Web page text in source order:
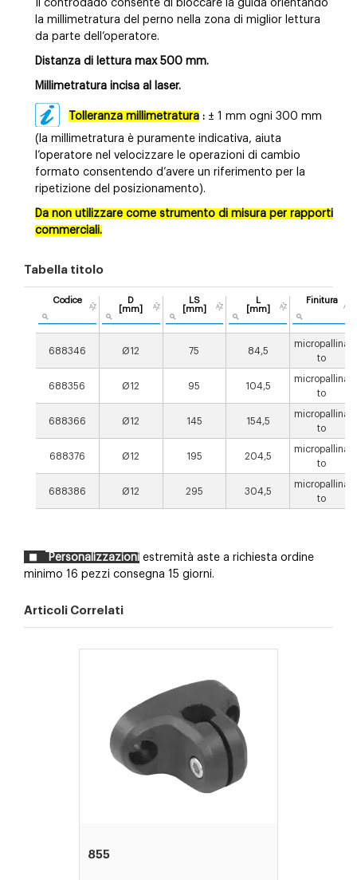
Il controdado consente di bloccare la guida orientando
la millimetratura del perno nella zona di miglior lettura
da parte dell’operatore.
Distanza di lettura max 500 mm.
Millimetratura incisa al laser.
Tolleranza millimetratura : ± 1 mm ogni 300 mm
(la millimetratura è puramente indicativa, aiuta
l’operatore nel velocizzare le operazioni di cambio
formato consentendo d’avere un riferimento per la
ripetizione del posizionamento).
Da non utilizzare come strumento di misura per rapporti
commerciali.
Tabella titolo
Codice
D
[mm]
LS
[mm]
L
[mm]
Finitura
688346 Ø12 75 84,5
micropallina
to
688356 Ø12 95 104,5
micropallina
to
688366 Ø12 145 154,5
micropallina
to
688376 Ø12 195 204,5
micropallina
to
688386 Ø12 295 304,5
micropallina
to
Personalizzazioni estremità aste a richiesta ordine
minimo 16 pezzi consegna 15 giorni.
Articoli Correlati
855